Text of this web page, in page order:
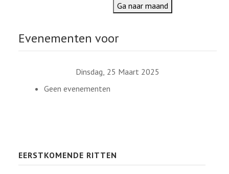
Ga naar maand
Evenementen voor
Dinsdag, 25 Maart 2025
Geen evenementen
EERSTKOMENDE RITTEN